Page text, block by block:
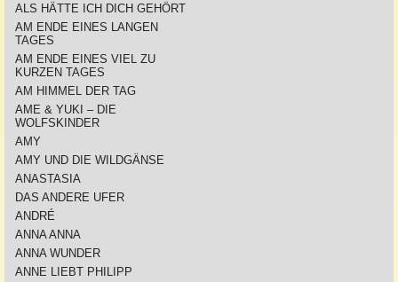
ALS HÄTTE ICH DICH GEHÖRT
AM ENDE EINES LANGEN
TAGES
AM ENDE EINES VIEL ZU
KURZEN TAGES
AM HIMMEL DER TAG
AME & YUKI – DIE
WOLFSKINDER
AMY
AMY UND DIE WILDGÄNSE
ANASTASIA
DAS ANDERE UFER
ANDRÉ
ANNA ANNA
ANNA WUNDER
ANNE LIEBT PHILIPP